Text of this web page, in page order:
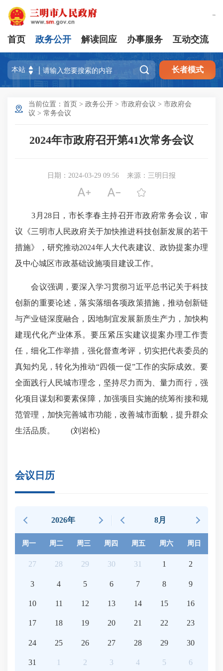
首页 政务公开 解读回应 办事服务 互动交流
 长者模式
当前位置： 首页 > 政务公开 > 市政府会议 > 市政府会
议 > 常务会议
2024年市政府召开第41次常务会议
日期：2024-03-29 09:56 来源：三明日报
  
3月28日，市长李春主持召开市政府常务会议，审
议《三明市人民政府关于加快推进科技创新发展的若干
措施》，研究推动2024年人大代表建议、政协提案办理
及中心城区市政基础设施项目建设工作。
会议强调，要深入学习贯彻习近平总书记关于科技
创新的重要论述，落实落细各项政策措施，推动创新链
与产业链深度融合，因地制宜发展新质生产力，加快构
建现代化产业体系。要压紧压实建议提案办理工作责
任，细化工作举措，强化督查考评，切实把代表委员的
真知灼见，转化为推动“四领一促”工作的实际成效。要
全面践行人民城市理念，坚持尽力而为、量力而行，强
化项目谋划和要素保障，加强项目实施的统筹衔接和规
范管理，加快完善城市功能，改善城市面貌，提升群众
生活品质。
(刘岩松)
会议日历
2026年 8月
周一 周二 周三 周四 周五 周六 周日
27 28 29 30 31 1 2
3 4 5 6 7 8 9
10 11 12 13 14 15 16
17 18 19 20 21 22 23
24 25 26 27 28 29 30
31 1 2 3 4 5 6